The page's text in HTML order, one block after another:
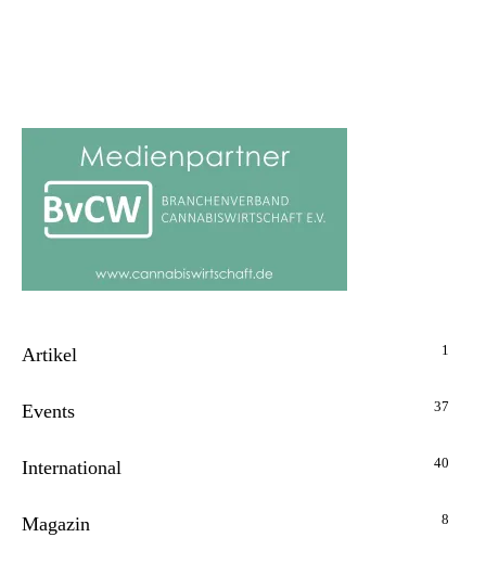
Artikel 1
Events 37
International 40
Magazin 8